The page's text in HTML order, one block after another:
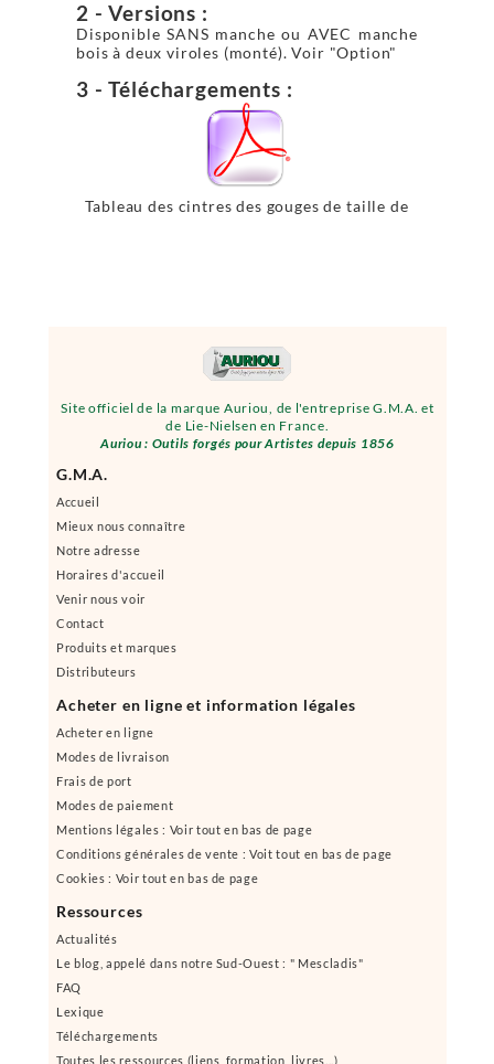
Site officiel de la marque Auriou, de l'entreprise G.M.A. et
de Lie-Nielsen en France.
Auriou : Outils forgés pour Artistes depuis 1856
G.M.A.
Accueil
Mieux nous connaître
Notre adresse
Horaires d'accueil
Venir nous voir
Contact
Produits et marques
Distributeurs
Acheter en ligne et information légales
Acheter en ligne
Modes de livraison
Frais de port
Modes de paiement
Mentions légales : Voir tout en bas de page
Conditions générales de vente : Voit tout en bas de page
Cookies : Voir tout en bas de page
Ressources
Actualités
Le blog, appelé dans notre Sud-Ouest : " Mescladis"
FAQ
Lexique
Téléchargements
Toutes les ressources (liens, formation, livres...)
2 - Versions :
Disponible SANS manche ou AVEC manche
bois à deux viroles (monté). Voir "Option"
3 - Téléchargements :
Tableau des cintres des gouges de taille de